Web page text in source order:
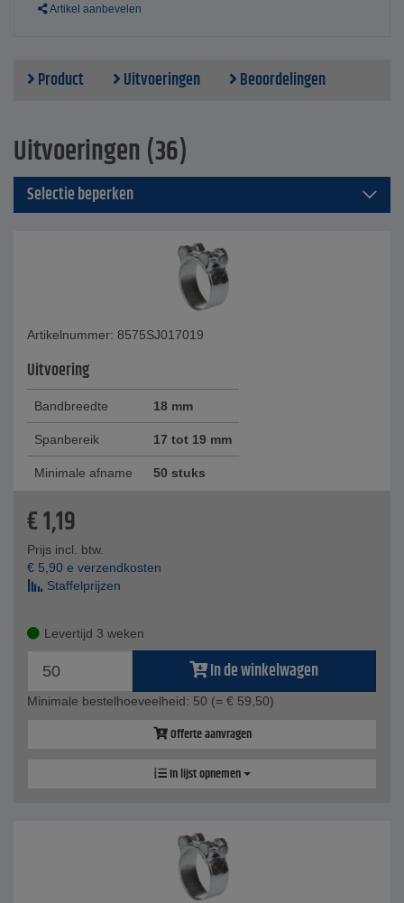
Artikel aanbevelen
Product Uitvoeringen Beoordelingen
Uitvoeringen (36)
Selectie beperken
Artikelnummer: 8575SJ017019
Uitvoering
Bandbreedte 18 mm
Spanbereik 17 tot 19 mm
Minimale afname 50 stuks
€1,19
Prijs incl. btw.
€ 5,90 e verzendkosten
Staffelprijzen
Levertijd 3 weken
In de winkelwagen
Minimale bestelhoeveelheid: 50 (= € 59,50)
Offerte aanvragen
In lijst opnemen